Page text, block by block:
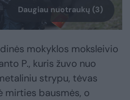
Daugiau nuotraukų (3)
mokyklos moksleivio
P., kuris žuvo nuo
strypu, tėvas
mirties bausmės, o